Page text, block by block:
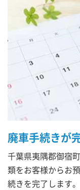
廃車手続きが
千葉県夷隅郡御宿
類をお客様からお
続きを完了します